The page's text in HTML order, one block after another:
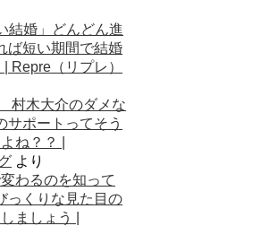
結婚」どんどん進
ば短い期間で結婚
Repre（リプレ）
村木大介のダメな
サポートってそう
ね？？ |
より
わるのを知って
っくりな見た目の
ましょう |